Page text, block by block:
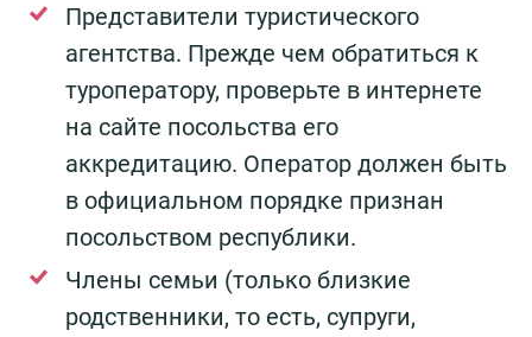
Представители туристического
агентства. Прежде чем обратиться к
туроператору, проверьте в интернете
на сайте посольства его
аккредитацию. Оператор должен быть
в официальном порядке признан
посольством республики.
Члены семьи (только близкие
родственники, то есть, супруги,